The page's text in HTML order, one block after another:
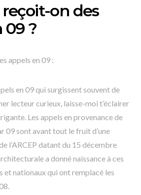
on des
09 ?
appels en 09 :
en 09 qui surgissent souvent de
lecteur curieux, laisse-moi t’éclairer
Les appels en provenance de
09 sont avant tout le fruit d’une
l’ARCEP datant du 15 décembre
a donné naissance à ces
et nationaux qui ont remplacé les